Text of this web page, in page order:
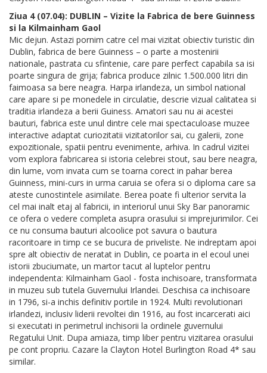
Ziua 4 (07.04): DUBLIN – Vizite la Fabrica de bere Guinness
si la Kilmainham Gaol
Mic dejun. Astazi pornim catre cel mai vizitat obiectiv turistic din
Dublin, fabrica de bere Guinness – o parte a mostenirii
nationale, pastrata cu sfintenie, care pare perfect capabila sa isi
poarte singura de grija; fabrica produce zilnic 1.500.000 litri din
faimoasa sa bere neagra. Harpa irlandeza, un simbol national
care apare si pe monedele in circulatie, descrie vizual calitatea si
traditia irlandeza a berii Guiness. Amatori sau nu ai acestei
bauturi, fabrica este unul dintre cele mai spectaculoase muzee
interactive adaptat curiozitatii vizitatorilor sai, cu galerii, zone
expozitionale, spatii pentru evenimente, arhiva. In cadrul vizitei
vom explora fabricarea si istoria celebrei stout, sau bere neagra,
din lume, vom invata cum se toarna corect in pahar berea
Guinness, mini-curs in urma caruia se ofera si o diploma care sa
ateste cunostintele asimilate. Berea poate fi ulterior servita la
cel mai inalt etaj al fabricii, in interiorul unui Sky Bar panoramic
ce ofera o vedere completa asupra orasului si imprejurimilor. Cei
ce nu consuma bauturi alcoolice pot savura o bautura
racoritoare in timp ce se bucura de priveliste. Ne indreptam apoi
spre alt obiectiv de neratat in Dublin, ce poarta in el ecoul unei
istorii zbuciumate, un martor tacut al luptelor pentru
independenta: Kilmainham Gaol - fosta inchisoare, transformata
in muzeu sub tutela Guvernului Irlandei. Deschisa ca inchisoare
in 1796, si-a inchis definitiv portile in 1924. Multi revolutionari
irlandezi, inclusiv liderii revoltei din 1916, au fost incarcerati aici
si executati in perimetrul inchisorii la ordinele guvernului
Regatului Unit. Dupa amiaza, timp liber pentru vizitarea orasului
pe cont propriu. Cazare la Clayton Hotel Burlington Road 4* sau
similar.